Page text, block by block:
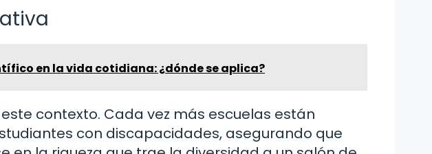
en la vida cotidiana: ¿dónde se aplica?
contexto. Cada vez más escuelas están
con discapacidades, asegurando que